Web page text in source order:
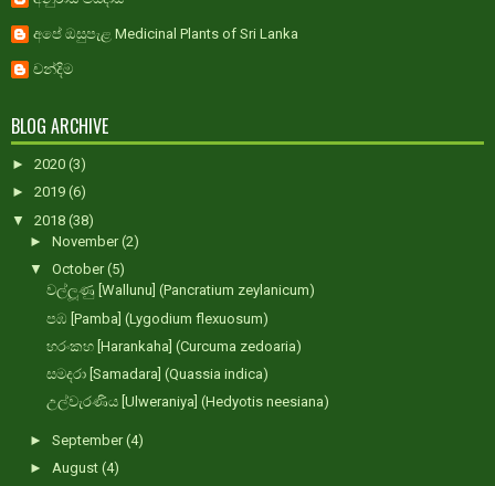
අපේ ඔසුපැළ Medicinal Plants of Sri Lanka
චන්දිම
BLOG ARCHIVE
► 2020 (3)
► 2019 (6)
▼ 2018 (38)
► November(2)
▼ October(5)
වල්ලූණු [Wallunu] (Pancratium zeylanicum)
පඹ [Pamba] (Lygodium flexuosum)
හරංකහ [Harankaha] (Curcuma zedoaria)
සමදරා [Samadara] (Quassia indica)
උල්වැරණිය [Ulweraniya] (Hedyotis neesiana)
► September(4)
► August (4)